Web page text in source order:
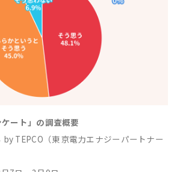
ケート」の調査概要
by TEPCO（東京電力エナジーパートナー